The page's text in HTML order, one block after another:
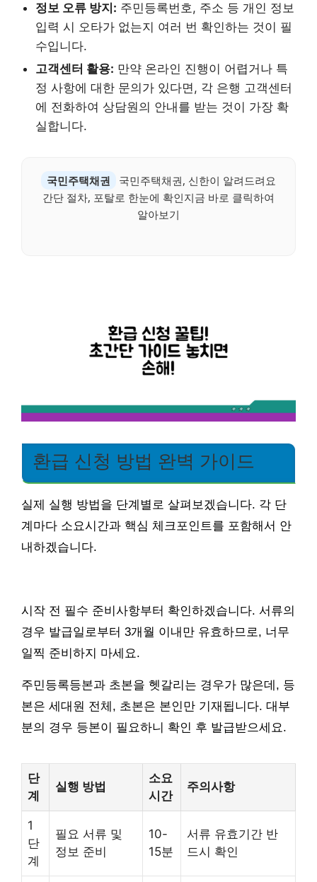
정보 오류 방지: 주민등록번호, 주소 등 개인 정보
입력 시 오타가 없는지 여러 번 확인하는 것이 필
수입니다.
고객센터 활용: 만약 온라인 진행이 어렵거나 특
정 사항에 대한 문의가 있다면, 각 은행 고객센터
에 전화하여 상담원의 안내를 받는 것이 가장 확
실합니다.
국민주택채권
국민주택채권, 신한이 알려드려요
간단 절차, 포탈로 한눈에 확인지금 바로 클릭하여
알아보기
환급 신청 방법 완벽 가이드
실제 실행 방법을 단계별로 살펴보겠습니다. 각 단
계마다 소요시간과 핵심 체크포인트를 포함해서 안
내하겠습니다.
시작 전 필수 준비사항부터 확인하겠습니다. 서류의
경우 발급일로부터 3개월 이내만 유효하므로, 너무
일찍 준비하지 마세요.
주민등록등본과 초본을 헷갈리는 경우가 많은데, 등
본은 세대원 전체, 초본은 본인만 기재됩니다. 대부
분의 경우 등본이 필요하니 확인 후 발급받으세요.
단
계
실행 방법
소요
시간
주의사항
1
단
계
필요 서류 및
정보 준비
10-
15분
서류 유효기간 반
드시 확인